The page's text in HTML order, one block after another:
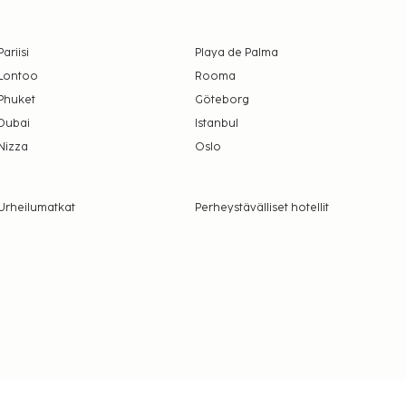
Pariisi
Playa de Palma
Lontoo
Rooma
Phuket
Göteborg
Dubai
Istanbul
Nizza Oslo
Perheystävälliset hotellit